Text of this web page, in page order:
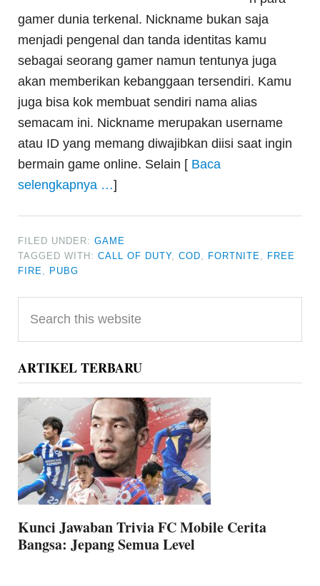
gamer dunia terkenal. Nickname bukan saja
menjadi pengenal dan tanda identitas kamu
sebagai seorang gamer namun tentunya juga
akan memberikan kebanggaan tersendiri. Kamu
juga bisa kok membuat sendiri nama alias
semacam ini. Nickname merupakan username
atau ID yang memang diwajibkan diisi saat ingin
bermain game online. Selain [ Baca
selengkapnya …]
FILED UNDER:GAME
TAGGED WITH:CALL OF DUTY,COD FORTNITE
FREE
FIRE
PUBG
Primary
Sidebar
this
website
ARTIKEL TERBARU
Kunci Jawaban Trivia FC Mobile Cerita
Bangsa: Jepang Semua Level